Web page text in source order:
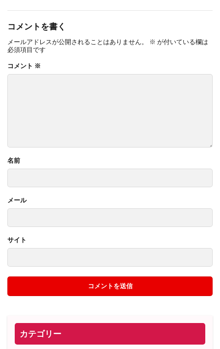
コメントを書く
メールアドレスが公開されることはありません。 ※ が付いている欄は
必須項目です
コメント ※
名前
メール
サイト
カテゴリー